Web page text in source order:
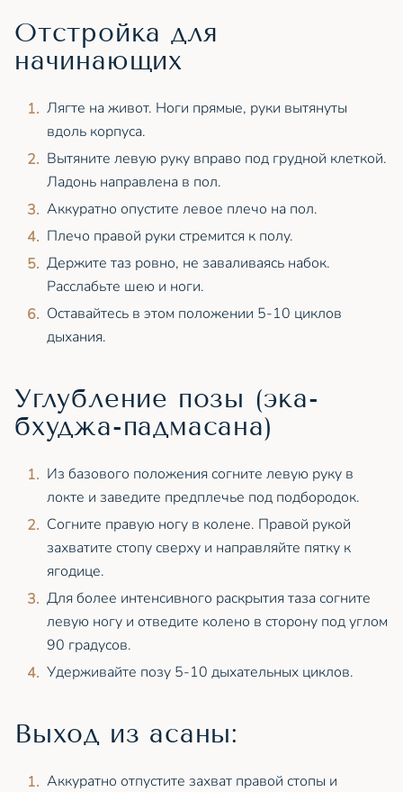
Отстройка для
начинающих
Лягте на живот. Ноги прямые, руки вытянуты
вдоль корпуса.
Вытяните левую руку вправо под грудной клеткой.
Ладонь направлена в пол.
Аккуратно опустите левое плечо на пол.
Плечо правой руки стремится к полу.
Держите таз ровно, не заваливаясь набок.
Расслабьте шею и ноги.
Оставайтесь в этом положении 5-10 циклов
дыхания.
Углубление позы (эка-
бхуджа-падмасана)
Из базового положения согните левую руку в
локте и заведите предплечье под подбородок.
Согните правую ногу в колене. Правой рукой
захватите стопу сверху и направляйте пятку к
ягодице.
Для более интенсивного раскрытия таза согните
левую ногу и отведите колено в сторону под углом
90 градусов.
Удерживайте позу 5-10 дыхательных циклов.
Выход из асаны:
Аккуратно отпустите захват правой стопы и